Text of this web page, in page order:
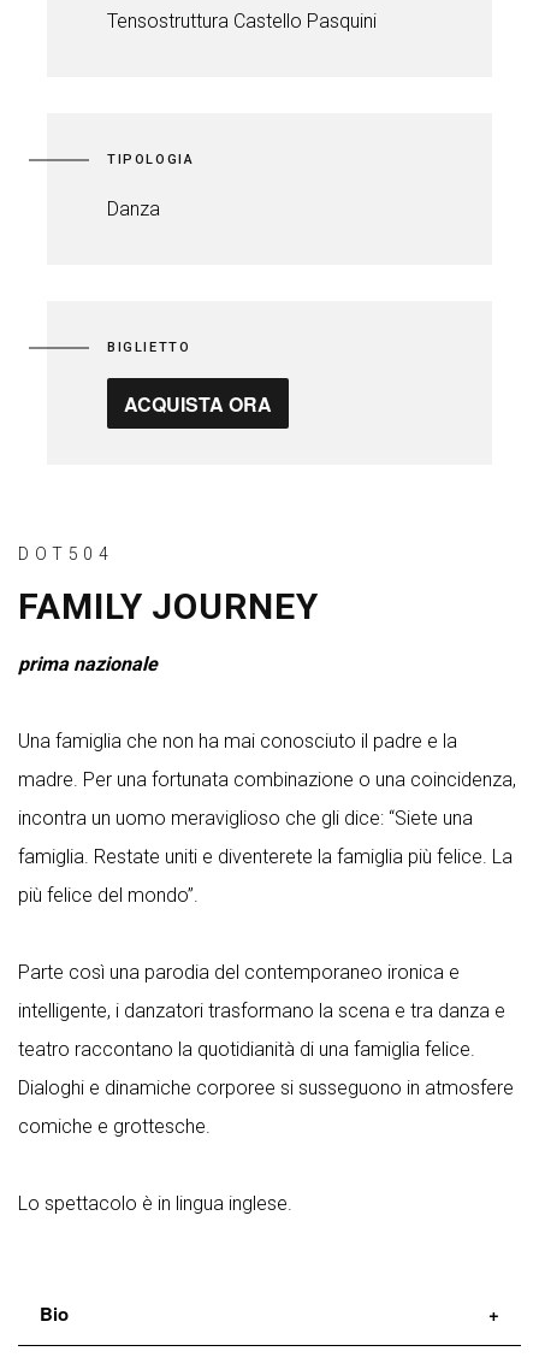
Tensostruttura Castello Pasquini
TIPOLOGIA
Danza
BIGLIETTO
ACQUISTA ORA
DOT504
FAMILY JOURNEY
prima nazionale
Una famiglia che non ha mai conosciuto il padre e la
madre. Per una fortunata combinazione o una coincidenza,
incontra un uomo meraviglioso che gli dice: “Siete una
famiglia. Restate uniti e diventerete la famiglia più felice. La
più felice del mondo”.
Parte così una parodia del contemporaneo ironica e
intelligente, i danzatori trasformano la scena e tra danza e
teatro raccontano la quotidianità di una famiglia felice.
Dialoghi e dinamiche corporee si susseguono in atmosfere
comiche e grottesche.
Lo spettacolo è in lingua inglese.
Bio